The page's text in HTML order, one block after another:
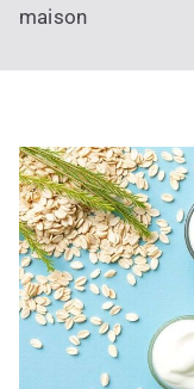
maison